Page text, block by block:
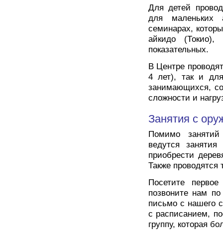
Для детей
для маленьких
семинарах,
айкидо
показательных.
В Центре
4 лет), так и для
занимающихся,
сложности и
Занятия с
Помимо
ведутся
приобрести
Также проводятся
Посетите
позвоните нам
письмо с нашего
с расписанием,
группу, которая